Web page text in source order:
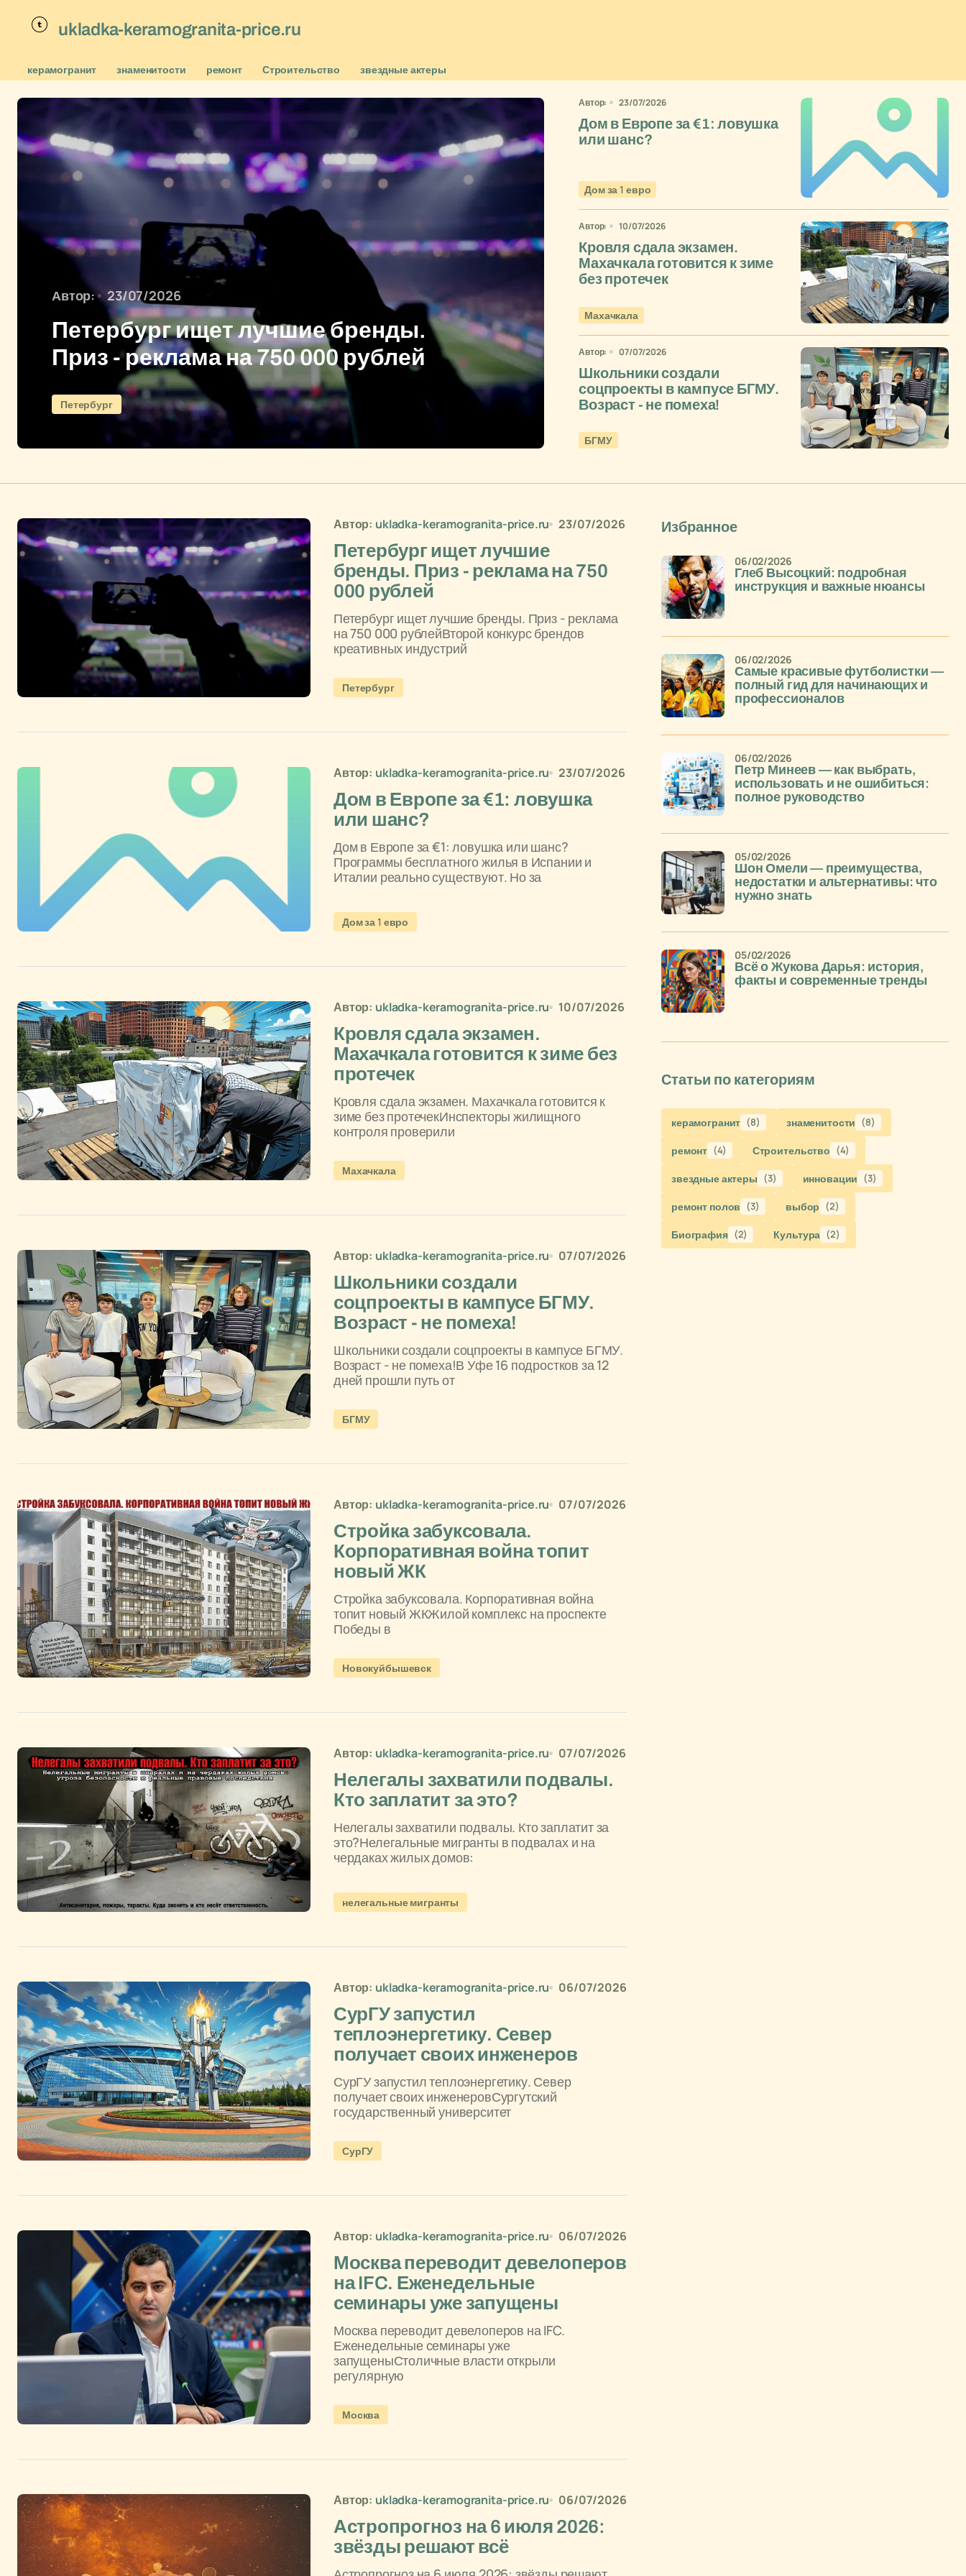
ukladka-keramogranita-price.ru
керамогранит знаменитости ремонт Строительство звездные актеры
Автор: 23/07/2026
Петербург ищет лучшие бренды.
Приз - реклама на 750 000 рублей
Петербург
Автор: 23/07/2026
Дом в Европе за €1: ловушка
или шанс?
Дом за 1 евро
Автор: 10/07/2026
Кровля сдала экзамен.
Махачкала готовится к зиме
без протечек
Махачкала
Автор: 07/07/2026
Школьники создали
соцпроекты в кампусе БГМУ.
Возраст - не помеха!
БГМУ
Автор: ukladka-keramogranita-price.ru 23/07/2026
Петербург ищет лучшие
бренды. Приз - реклама на 750
000 рублей
Петербург ищет лучшие бренды. Приз - реклама
на 750 000 рублейВторой конкурс брендов
креативных индустрий
Петербург
Автор: ukladka-keramogranita-price.ru 23/07/2026
Дом в Европе за €1: ловушка
или шанс?
Дом в Европе за €1: ловушка или шанс?
Программы бесплатного жилья в Испании и
Италии реально существуют. Но за
Дом за 1 евро
Автор: ukladka-keramogranita-price.ru 10/07/2026
Кровля сдала экзамен.
Махачкала готовится к зиме без
протечек
Кровля сдала экзамен. Махачкала готовится к
зиме без протечекИнспекторы жилищного
контроля проверили
Махачкала
Автор: ukladka-keramogranita-price.ru 07/07/2026
Школьники создали
соцпроекты в кампусе БГМУ.
Возраст - не помеха!
Школьники создали соцпроекты в кампусе БГМУ.
Возраст - не помеха!В Уфе 16 подростков за 12
дней прошли путь от
БГМУ
Автор: ukladka-keramogranita-price.ru 07/07/2026
Стройка забуксовала.
Корпоративная война топит
новый ЖК
Стройка забуксовала. Корпоративная война
топит новый ЖКЖилой комплекс на проспекте
Победы в
Новокуйбышевск
Автор: ukladka-keramogranita-price.ru 07/07/2026
Нелегалы захватили подвалы.
Кто заплатит за это?
Нелегалы захватили подвалы. Кто заплатит за
это?Нелегальные мигранты в подвалах и на
чердаках жилых домов:
нелегальные мигранты
Автор: ukladka-keramogranita-price.ru 06/07/2026
СурГУ запустил
теплоэнергетику. Север
получает своих инженеров
СурГУ запустил теплоэнергетику. Север
получает своих инженеровСургутский
государственный университет
СурГУ
Автор: ukladka-keramogranita-price.ru 06/07/2026
Москва переводит девелоперов
на IFC. Еженедельные
семинары уже запущены
Москва переводит девелоперов на IFC.
Еженедельные семинары уже
запущеныСтоличные власти открыли
регулярную
Москва
Автор: ukladka-keramogranita-price.ru 06/07/2026
Астропрогноз на 6 июля 2026:
звёзды решают всё
Избранное
Глеб Высоцкий: подробная
инструкция и важные нюансы
06/02/2026
Самые красивые футболистки —
полный гид для начинающих и
профессионалов
06/02/2026
Петр Минеев — как выбрать,
использовать и не ошибиться:
полное руководство
06/02/2026
Шон Омели — преимущества,
недостатки и альтернативы: что
нужно знать
05/02/2026
Всё о Жукова Дарья: история,
факты и современные тренды
05/02/2026
Статьи по категориям
керамогранит (8) знаменитости (8)
ремонт (4) Строительство (4)
звездные актеры (3) инновации (3)
ремонт полов (3) выбор (2)
Биография (2) Культура (2)